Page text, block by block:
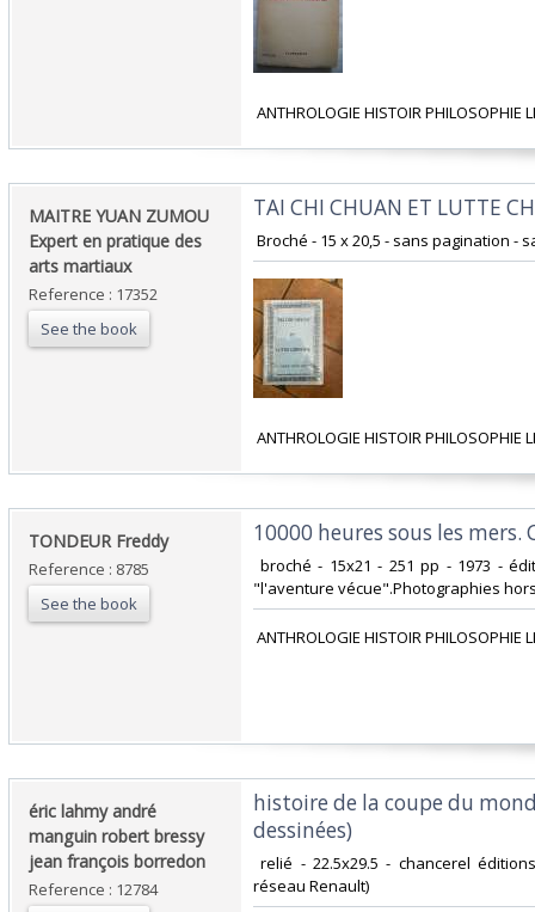
ANTHROLOGIE HISTOIR PHILOSOPHIE
‎MAITRE YUAN ZUMOU
Expert en pratique des
arts martiaux ‎
Reference : 17352
See the book
‎TAI CHI CHUAN ET LUTTE
Broché - 15 x 20,5 - sans pagination -
ANTHROLOGIE HISTOIR PHILOSOPHIE
‎TONDEUR Freddy‎
Reference : 8785
See the book
‎10000 heures sous les mers.
broché - 15x21 - 251 pp - 1973 -
"l'aventure vécue".Photographies
ANTHROLOGIE HISTOIR PHILOSOPHIE
‎éric lahmy andré
manguin robert bressy
jean françois borredon‎
Reference : 12784
‎histoire de la coupe du
dessinées)‎
relié - 22.5x29.5 - chancerel
réseau Renault)‎